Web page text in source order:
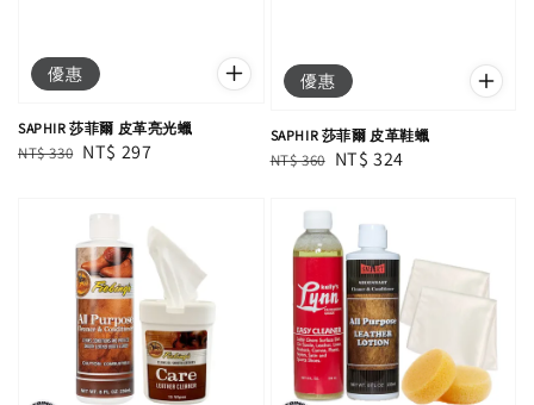
優惠
SAPHIR 莎菲爾 皮革亮光蠟
Regular
NT$ 330 Sale
NT$ 297
優惠
SAPHIR 莎菲爾 皮革鞋蠟
Regular
NT$ 360 Sale
NT$ 324